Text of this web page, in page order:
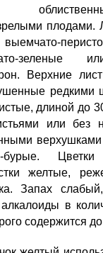
плодами.
зеленые
Верхние
редкими
длиной до
или без
бу­рые.
желтые,
Запах
в
содержится